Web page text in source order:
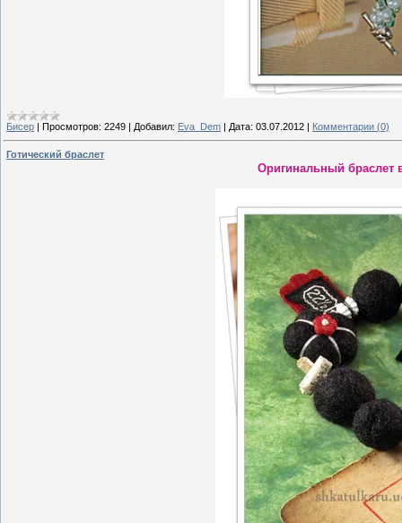
Бисер Просмотров: 2249 Добавил: Eva_Dem Дата: 03.07.2012 Комментарии (0)
Готический браслет
Оригинальный браслет